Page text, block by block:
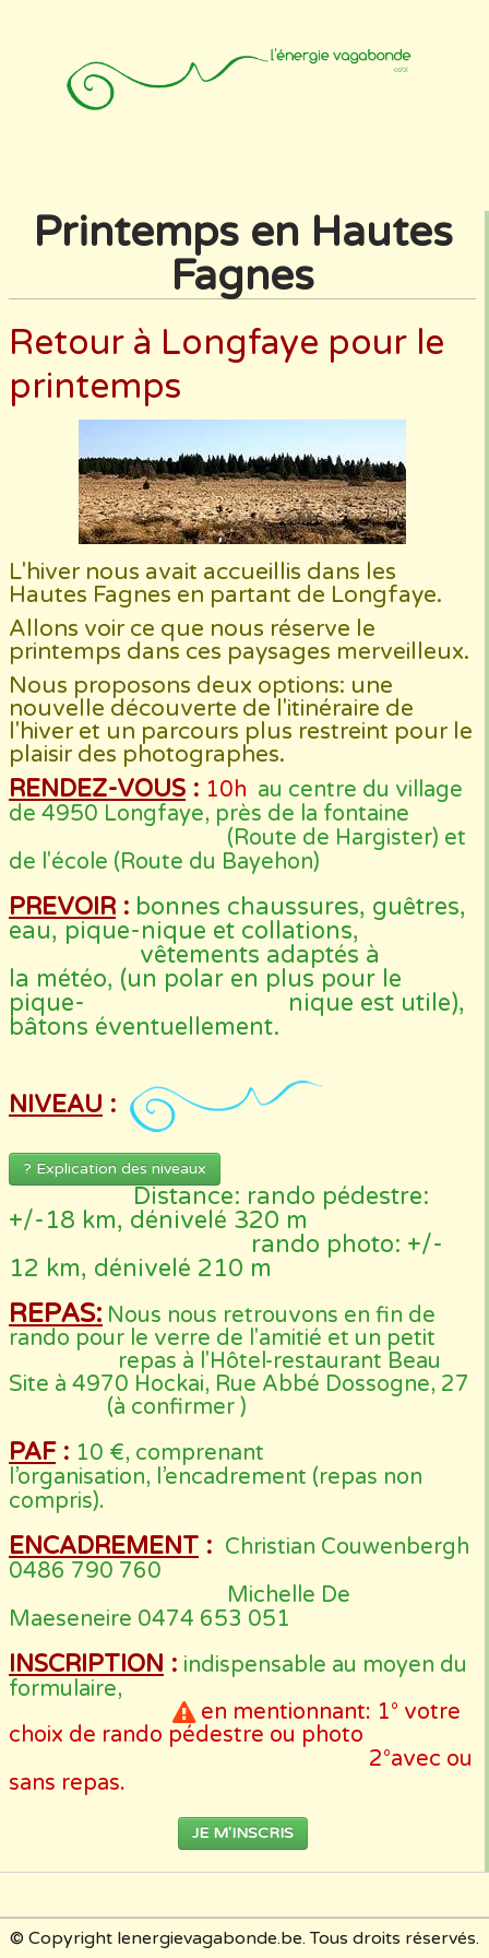
Animateurs
Printemps en Hautes
Fagnes
Retour à Longfaye pour le
printemps
L'hiver nous avait accueillis dans les
Hautes Fagnes en partant de Longfaye.
Allons voir ce que nous réserve le
printemps dans ces paysages merveilleux.
Nous proposons deux options: une
nouvelle découverte de l'itinéraire de
l'hiver et un parcours plus restreint pour le
plaisir des photographes.
RENDEZ-VOUS : 10h au centre du village
de 4950 Longfaye, près de la fontaine
(Route de Hargister) et
de l'école (Route du Bayehon)
PREVOIR : bonnes chaussures, guêtres,
eau, pique-nique et collations,
vêtements adaptés à
la météo, (un polar en plus pour le
pique- nique est utile),
bâtons éventuellement.
NIVEAU :
? Explication des niveaux
Distance: rando pédestre:
+/-18 km, dénivelé 320 m
rando photo: +/-
12 km, dénivelé 210 m
REPAS: Nous nous retrouvons en fin de
rando pour le verre de l'amitié et un petit
repas à l'Hôtel-restaurant Beau
Site à 4970 Hockai, Rue Abbé Dossogne, 27
(à confirmer )
PAF: 10 €, comprenant
l’organisation, l’encadrement (repas non
compris).
ENCADREMENT : Christian Couwenbergh
0486 790 760
Michelle De
Maeseneire 0474 653 051
INSCRIPTION : indispensable au moyen du
formulaire,
en mentionnant: 1° votre
choix de rando pédestre ou photo
2°avec ou
sans repas.
JE M'INSCRIS
© Copyright lenergievagabonde.be. Tous droits réservés.